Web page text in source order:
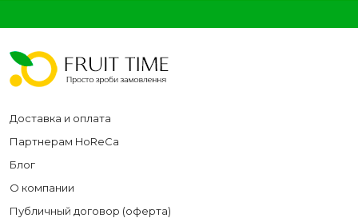
Доставка и оплата
Партнерам HoReCa
Блог
О компании
Публичный договор (оферта)